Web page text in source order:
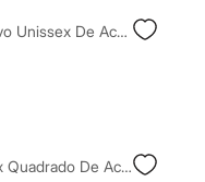
Óculos De Sol Esportivo Unissex De Acetato Preto
Óculos De Sol Unissex Quadrado De Acetato Triton Preto